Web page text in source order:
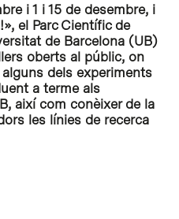
i 1 i 15 de desembre, i
el Parc Científic de
de Barcelona (UB)
oberts al públic, on
dels experiments
a terme als
així com conèixer de la
les línies de recerca